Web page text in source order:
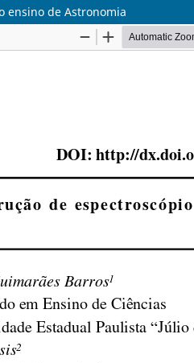
ensino de Astronomia